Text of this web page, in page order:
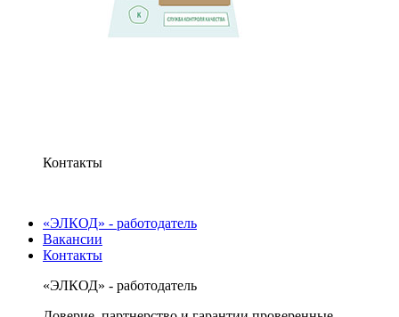
Контакты
«ЭЛКОД» - работодатель
Вакансии
Контакты
«ЭЛКОД» - работодатель